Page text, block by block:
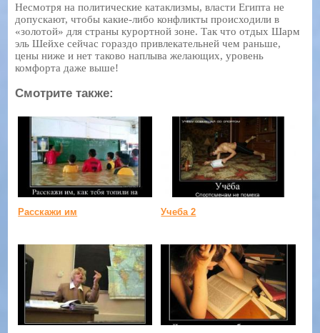
Несмотря на политические катаклизмы, власти Египта не
допускают, чтобы какие-либо конфликты происходили в
«золотой» для страны курортной зоне. Так что отдых Шарм
эль Шейхе сейчас гораздо привлекательней чем раньше,
цены ниже и нет таково наплыва желающих, уровень
комфорта даже выше!
Смотрите также:
Расскажи им Учеба 2